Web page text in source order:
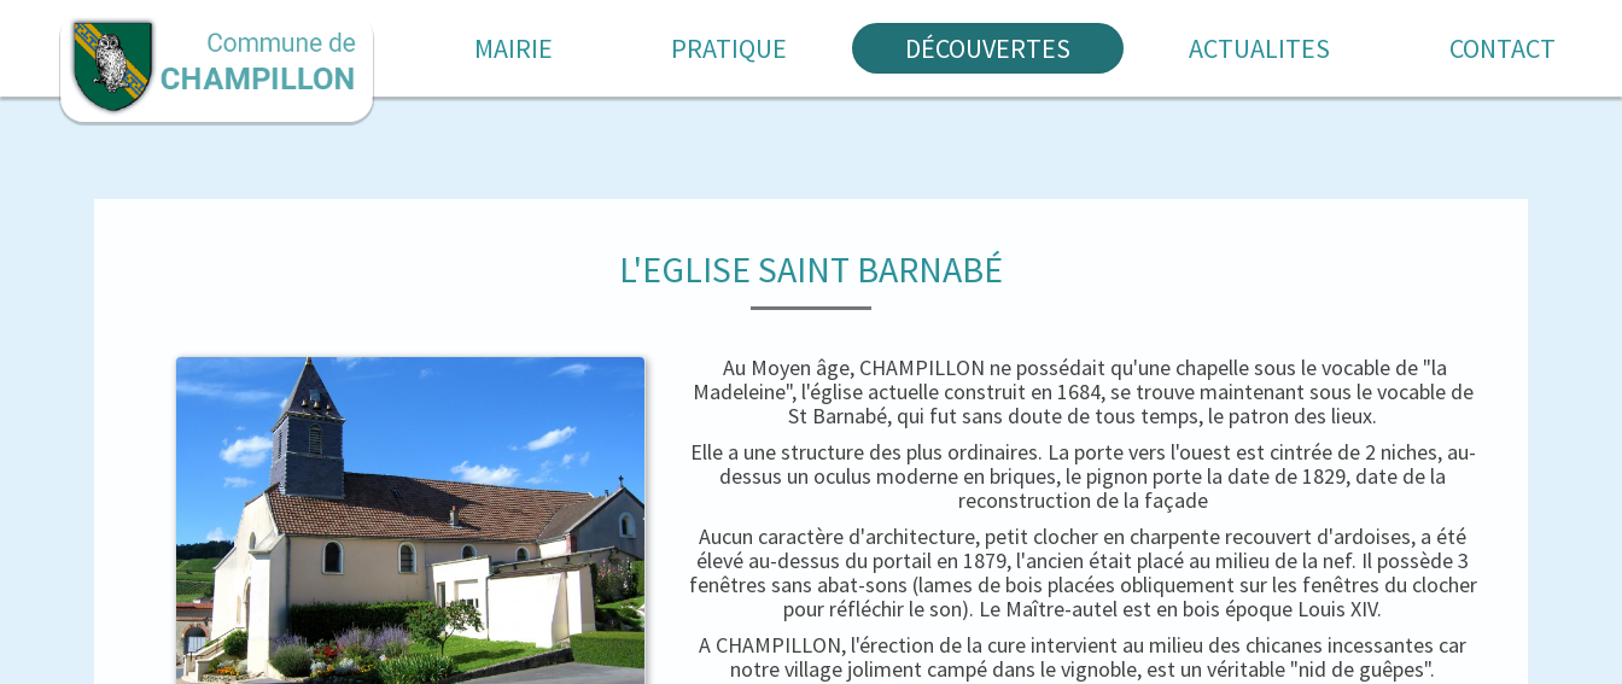
MAIRIE PRATIQUE DÉCOUVERTES ACTUALITES CONTACT
L'EGLISE SAINT BARNABÉ
Au Moyen âge, CHAMPILLON ne possédait qu'une chapelle sous le vocable de "la
Madeleine", l'église actuelle construit en 1684, se trouve maintenant sous le vocable de
St Barnabé, qui fut sans doute de tous temps, le patron des lieux.
Elle a une structure des plus ordinaires. La porte vers l'ouest est cintrée de 2 niches, au-
dessus un oculus moderne en briques, le pignon porte la date de 1829, date de la
reconstruction de la façade
Aucun caractère d'architecture, petit clocher en charpente recouvert d'ardoises, a été
élevé au-dessus du portail en 1879, l'ancien était placé au milieu de la nef. Il possède 3
fenêtres sans abat-sons (lames de bois placées obliquement sur les fenêtres du clocher
pour réfléchir le son). Le Maître-autel est en bois époque Louis XIV.
A CHAMPILLON, l'érection de la cure intervient au milieu des chicanes incessantes car
notre village joliment campé dans le vignoble, est un véritable "nid de guêpes".